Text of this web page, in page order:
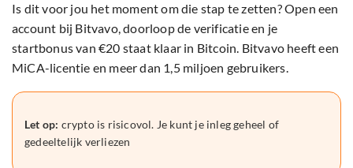
Is dit voor jou het moment om die stap te zetten? Open een
account bij Bitvavo, doorloop de verificatie en je
startbonus van €20 staat klaar in Bitcoin. Bitvavo heeft een
MiCA-licentie en meer dan 1,5 miljoen gebruikers.
Let op: crypto is risicovol. Je kunt je inleg geheel of
gedeeltelijk verliezen